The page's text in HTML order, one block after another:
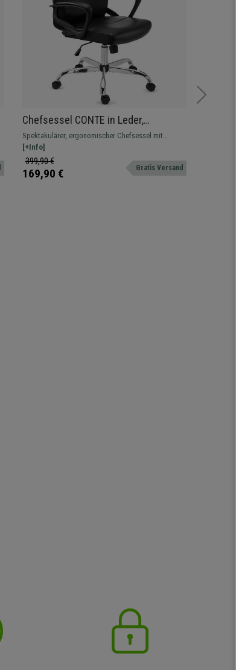
Chefsessel CONTE in Leder,
mittelhohe Rückenlehne, Farbe
Schwarz
Spektakulärer, ergonomischer Chefsessel mit
Wippfunktion, makelloses Design und Verarbeitung.
[+Info]
399,90 €
169,90 € Gratis Versand